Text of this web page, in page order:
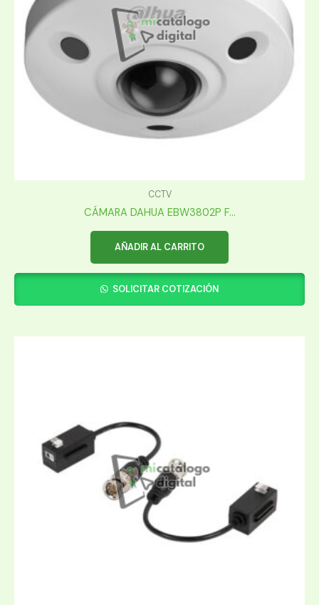
CCTV
CÁMARA DAHUA EBW3802P F...
AÑADIR AL CARRITO
SOLICITAR COTIZACIÓN